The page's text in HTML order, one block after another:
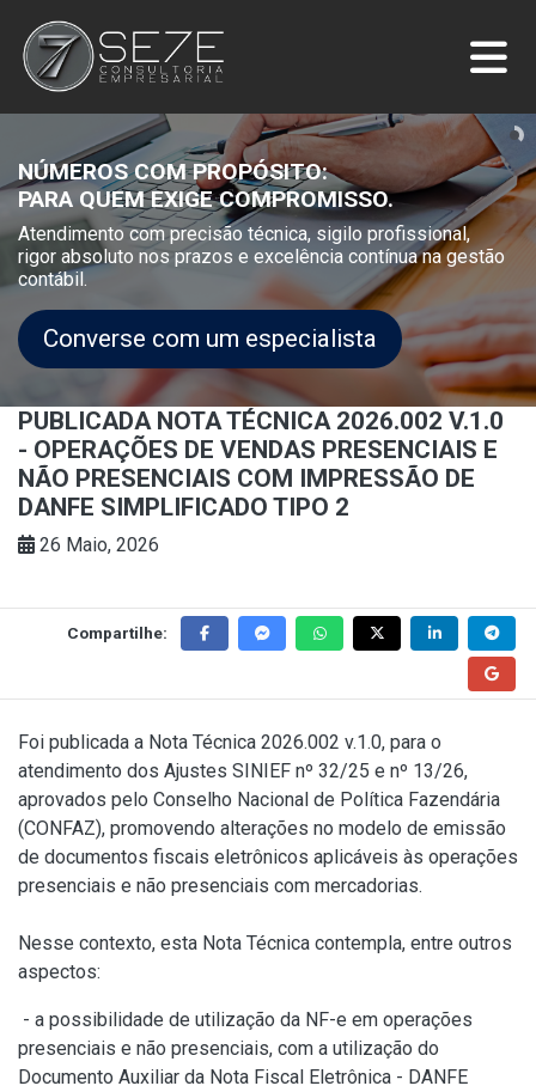
NÚMEROS COM PROPÓSITO:
PARA QUEM EXIGE COMPROMISSO.
Atendimento com precisão técnica, sigilo profissional,
rigor absoluto nos prazos e excelência contínua na gestão
contábil.
Converse com um especialista
PUBLICADA NOTA TÉCNICA 2026.002 V.1.0
- OPERAÇÕES DE VENDAS PRESENCIAIS E
NÃO PRESENCIAIS COM IMPRESSÃO DE
DANFE SIMPLIFICADO TIPO 2
26 Maio, 2026
Compartilhe:
Foi publicada a Nota Técnica 2026.002 v.1.0, para o
atendimento dos Ajustes SINIEF nº 32/25 e nº 13/26,
aprovados pelo Conselho Nacional de Política Fazendária
(CONFAZ), promovendo alterações no modelo de emissão
de documentos fiscais eletrônicos aplicáveis às operações
presenciais e não presenciais com mercadorias.
Nesse contexto, esta Nota Técnica contempla, entre outros
aspectos:
- a possibilidade de utilização da NF-e em operações
presenciais e não presenciais, com a utilização do
Documento Auxiliar da Nota Fiscal Eletrônica - DANFE